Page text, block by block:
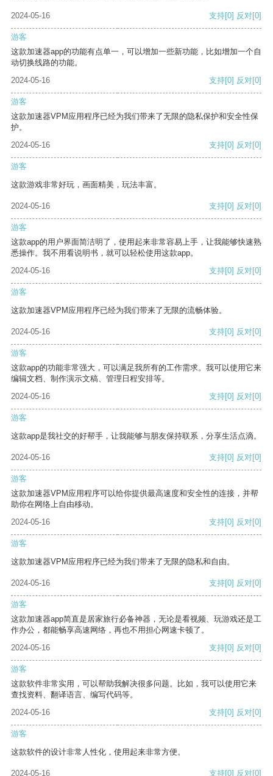
2024-05-16 支持[0] 反对[0]
游客
这款加速器app的功能有点单一，可以增加一些新功能，比如增加一个自
动切换线路的功能。
2024-05-16
支持[0] 反对[0]
游客
这款加速器VPM应用程序已经为我们带来了无限的隐私保护和安全性保
护。
2024-05-16
支持[0] 反对[0]
游客
这款游戏非常好玩，画面精美，玩法丰富。
2024-05-16 支持[0] 反对[0]
游客
这款app的用户界面简洁明了，使用起来非常容易上手，让我能够快速熟
悉操作。我不用看说明书，就可以轻松使用这款app。
2024-05-16
支持[0] 反对[0]
游客
这款加速器VPM应用程序已经为我们带来了无限的流畅体验。
2024-05-16 支持[0] 反对[0]
游客
这款app的功能非常强大，可以满足我所有的工作需求。我可以使用它来
编辑文档、制作演示文稿、管理日程安排等。
2024-05-16
支持[0] 反对[0]
游客
这款app是我社交的好帮手，让我能够与朋友保持联系，分享生活点滴。
2024-05-16 支持[0] 反对[0]
游客
这款加速器VPM应用程序可以给你提供最高速度和安全性的连接，并帮
助你在网络上自由移动。
2024-05-16
支持[0] 反对[0]
游客
这款加速器VPM应用程序已经为我们带来了无限的隐私和自由。
2024-05-16 支持[0] 反对[0]
游客
这款加速器app简直是居家旅行必备神器，无论是看视频、玩游戏还是工
作办公，都能畅享高速网络，再也不用担心网速卡顿了。
2024-05-16
支持[0] 反对[0]
游客
这款软件非常实用，可以帮助我解决很多问题。比如，我可以使用它来
查找资料、翻译语言、编写代码等。
2024-05-16
支持[0] 反对[0]
游客
这款软件的设计非常人性化，使用起来非常方便。
2024-05-16 支持[0] 反对[0]